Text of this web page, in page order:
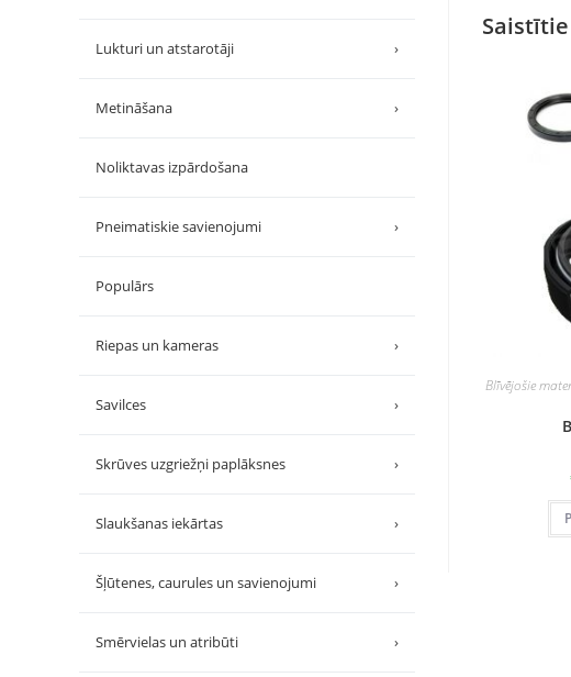
Blīvējošie
Lukturi un atstarotāji ›
Metināšana ›
Noliktavas izpārdošana
Pneimatiskie savienojumi ›
Populārs
Riepas un kameras ›
Savilces ›
Skrūves uzgriežņi paplāksnes ›
Slaukšanas iekārtas ›
Šļūtenes, caurules un savienojumi ›
Smērvielas un atribūti ›